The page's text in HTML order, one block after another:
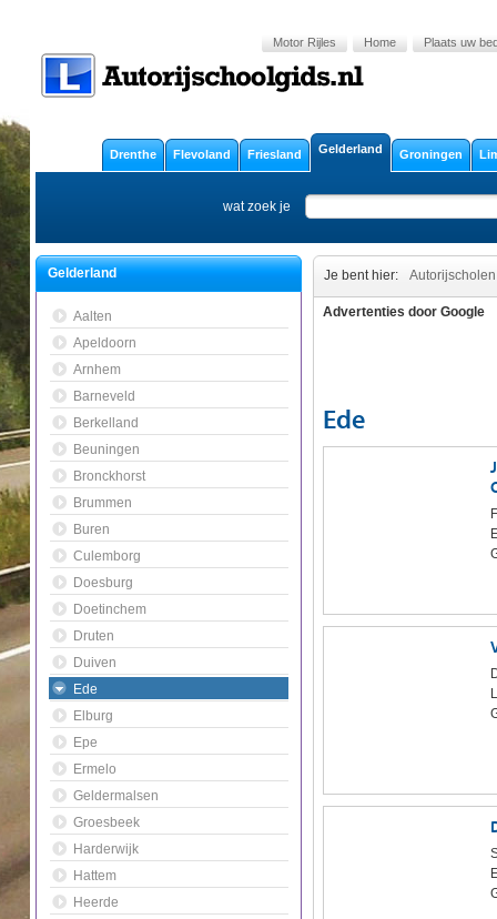
Motor Rijles Home Plaats uw
Drenthe Flevoland Friesland Gelderland Groningen
wat zoek je
Gelderland
Aalten
Apeldoorn
Arnhem
Barneveld
Berkelland
Beuningen
Bronckhorst
Brummen
Buren
Culemborg
Doesburg
Doetinchem
Druten
Duiven
Ede
Elburg
Epe
Ermelo
Geldermalsen
Groesbeek
Harderwijk
Hattem
Heerde
Je bent hier: Autorijscholen
Advertenties door Google
Ede